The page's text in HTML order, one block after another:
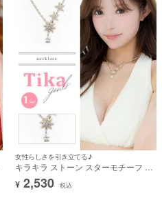
女性らしさを引き立てる♪
キラキラ ストーン スターモチーフ ア
クセサリー ネックレス
¥ 2,530 税込